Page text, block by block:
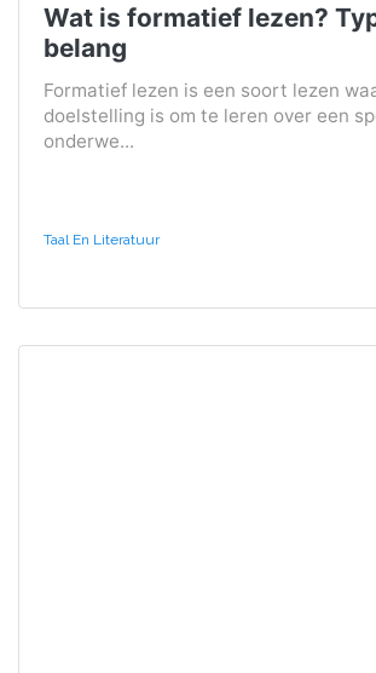
Wat is formatief lezen?
belang
Formatief lezen is een soort lezen
doelstelling is om te leren over een
onderwe...
Taal En Literatuur